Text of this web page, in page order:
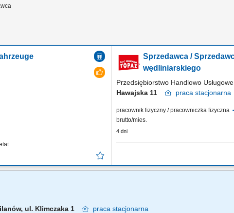
Sprzedawca /
wędliniarskiego
Przedsiębiorstwo Handlowo
Hawajska 11
praca stacjonarna
pracownik fizyczny / pracowniczka fizyczna
brutto/mies.
4 dni
Twoje główne zadania: zapewnienie
ul. Klimczaka 1 praca stacjonarna